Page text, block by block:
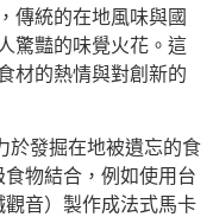
傳統的在地風味與國
驚豔的味覺火花。這
材的熱情與對創新的
於發掘在地被遺忘的食
物結合，例如使用台
音）製作成法式馬卡